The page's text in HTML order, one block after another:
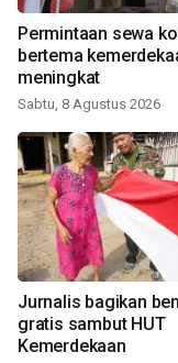
Permintaan sewa
bertema
meningkat
Sabtu, 8 Agustus 2026
Jurnalis bagikan
gratis sambut HUT
Kemerdekaan